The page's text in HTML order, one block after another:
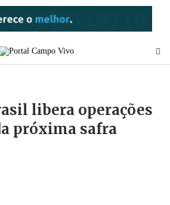
libera operações
próxima safra